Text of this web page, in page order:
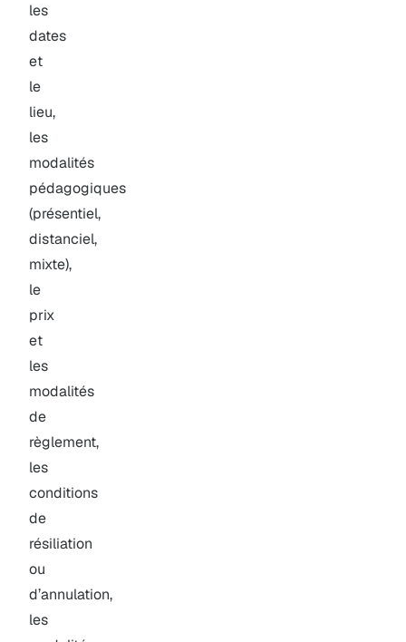
les
dates
et
le
lieu,
les
modalités
pédagogiques
(présentiel,
distanciel,
mixte),
le
prix
et
les
modalités
de
règlement,
les
conditions
de
résiliation
ou
d’annulation,
les